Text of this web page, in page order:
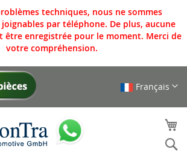
techniques, nous ne sommes
par téléphone. De plus, aucune
être enregistrée pour le moment. Merci de
votre compréhension.
Français